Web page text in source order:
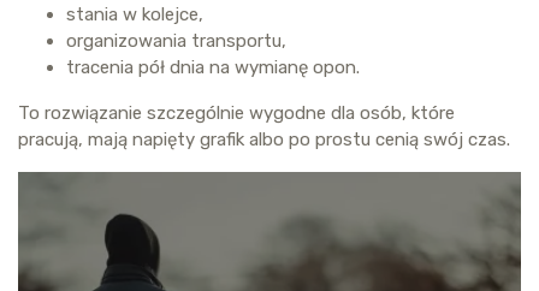
stania w kolejce,
organizowania transportu,
tracenia pół dnia na wymianę opon.
To rozwiązanie szczególnie wygodne dla osób, które
pracują, mają napięty grafik albo po prostu cenią swój czas.